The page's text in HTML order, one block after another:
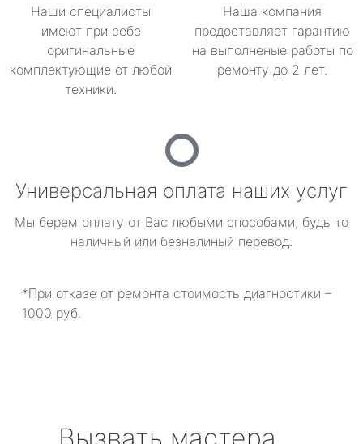
Наши специалисты
имеют при себе
оригинальные
комплектующие от любой
техники.
Наша компания
предоставляет гарантию
на выполненые работы по
ремонту до 2 лет.
Универсальная оплата наших услуг
Мы берем оплату от Вас любыми способами, будь то
наличный или безналиный перевод.
*При отказе от ремонта стоимость диагностики –
1000 руб.